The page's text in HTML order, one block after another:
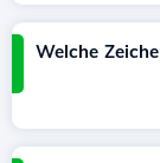
Welche